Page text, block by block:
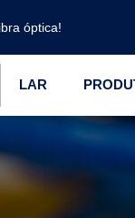
óptica!
LAR